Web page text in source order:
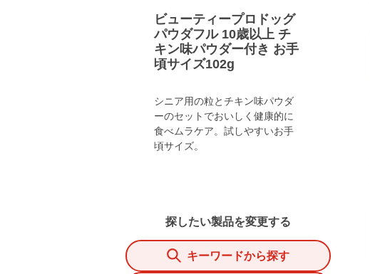
ビューティープロドッグ
パウダフル 10歳以上 チ
キン味パウダー付き お手
頃サイズ102g
シニア用の粒とチキン味パウダ
ーのセットでおいしく健康的に
食べムラケア。試しやすいお手
頃サイズ。
探したい製品を変更する
キーワードから探す